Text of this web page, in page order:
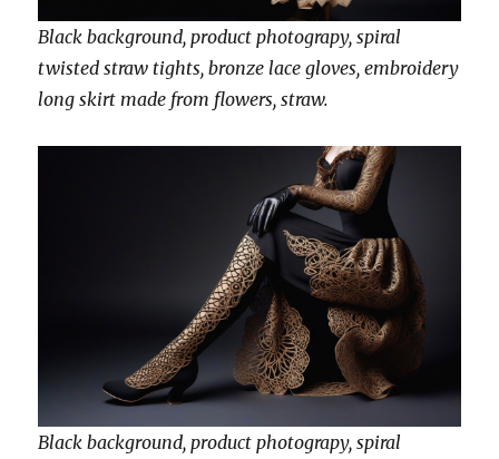
Black background, product photograpy, spiral
twisted straw tights, bronze lace gloves, embroidery
long skirt made from flowers, straw.
Black background, product photograpy, spiral